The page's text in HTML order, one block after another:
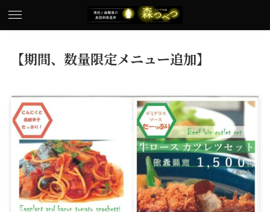
【期間、数量限定メニュー追加】